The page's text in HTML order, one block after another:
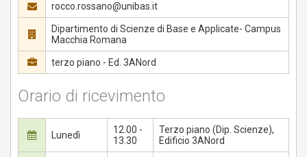
rocco.rossano@unibas.it
Dipartimento di Scienze di Base e Applicate- Campus
Macchia Romana
terzo piano - Ed. 3ANord
Orario di ricevimento
Lunedì
12.00 -
13.30
Terzo piano (Dip. Scienze),
Edificio 3ANord